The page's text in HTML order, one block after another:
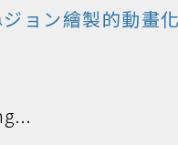
ョン繪製的動畫